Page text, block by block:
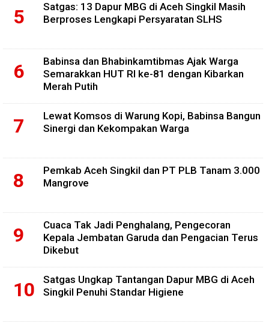
Satgas: 13 Dapur MBG di Aceh Singkil Masih
Berproses Lengkapi Persyaratan SLHS
Babinsa dan Bhabinkamtibmas Ajak Warga
Semarakkan HUT RI ke-81 dengan Kibarkan
Merah Putih
Lewat Komsos di Warung Kopi, Babinsa Bangun
Sinergi dan Kekompakan Warga
Pemkab Aceh Singkil dan PT PLB Tanam 3.000
Mangrove
Cuaca Tak Jadi Penghalang, Pengecoran
Kepala Jembatan Garuda dan Pengacian Terus
Dikebut
Satgas Ungkap Tantangan Dapur MBG di Aceh
Singkil Penuhi Standar Higiene